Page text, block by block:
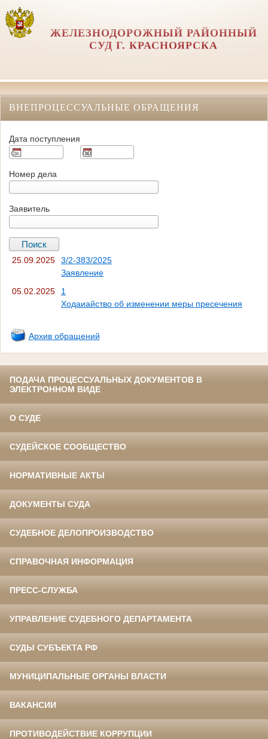
ЖЕЛЕЗНОДОРОЖНЫЙ РАЙОННЫЙ
СУД Г. КРАСНОЯРСКА
ВНЕПРОЦЕССУАЛЬНЫЕ ОБРАЩЕНИЯ
Дата поступления
Номер дела
Заявитель
25.09.2025
3/2-383/2025
Заявление
05.02.2025
1
Ходаиайство об изменении меры пресечения
Архив обращений
ПОДАЧА ПРОЦЕССУАЛЬНЫХ ДОКУМЕНТОВ В
ЭЛЕКТРОННОМ ВИДЕ
О СУДЕ
СУДЕЙСКОЕ СООБЩЕСТВО
НОРМАТИВНЫЕ АКТЫ
ДОКУМЕНТЫ СУДА
СУДЕБНОЕ ДЕЛОПРОИЗВОДСТВО
СПРАВОЧНАЯ ИНФОРМАЦИЯ
ПРЕСС-СЛУЖБА
УПРАВЛЕНИЕ СУДЕБНОГО ДЕПАРТАМЕНТА
СУДЫ СУБЪЕКТА РФ
МУНИЦИПАЛЬНЫЕ ОРГАНЫ ВЛАСТИ
ВАКАНСИИ
ПРОТИВОДЕЙСТВИЕ КОРРУПЦИИ